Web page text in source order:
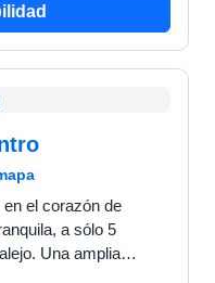
el corazón de
a sólo 5
Una amplia